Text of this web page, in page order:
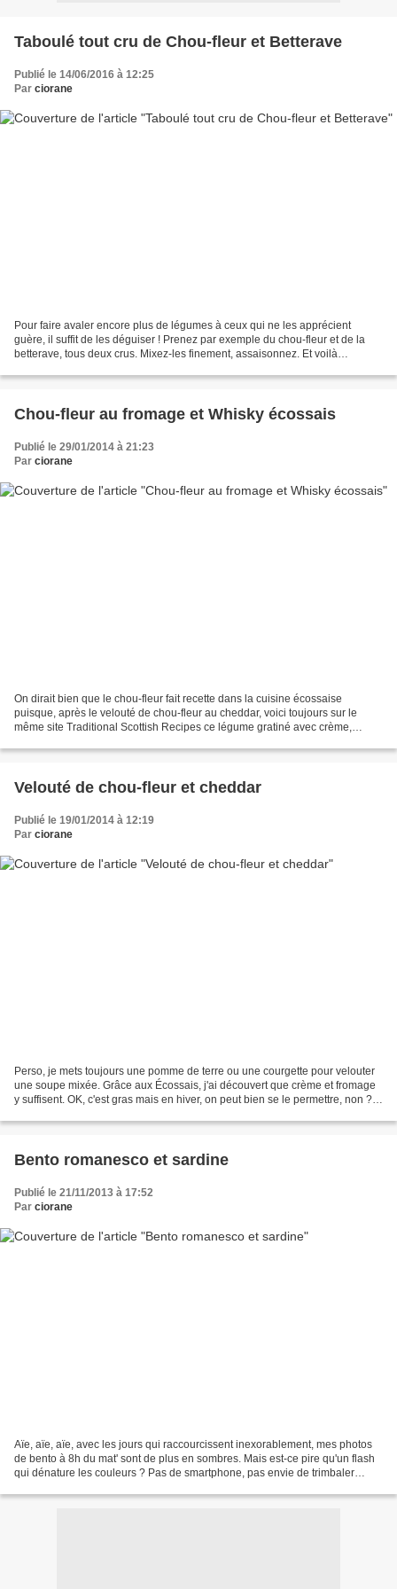
Taboulé tout cru de Chou-fleur et Betterave
Publié le 14/06/2016 à 12:25
Par ciorane
Pour faire avaler encore plus de légumes à ceux qui ne les apprécient
guère, il suffit de les déguiser ! Prenez par exemple du chou-fleur et de la
betterave, tous deux crus. Mixez-les finement, assaisonnez. Et voilà
Chou-fleur au fromage et Whisky écossais
Publié le 29/01/2014 à 21:23
Par ciorane
On dirait bien que le chou-fleur fait recette dans la cuisine écossaise
puisque, après le velouté de chou-fleur au cheddar, voici toujours sur le
même site Traditional Scottish Recipes ce légume gratiné avec crème,
Velouté de chou-fleur et cheddar
Publié le 19/01/2014 à 12:19
Par ciorane
Perso, je mets toujours une pomme de terre ou une courgette pour velouter
une soupe mixée. Grâce aux Écossais, j'ai découvert que crème et fromage
y suffisent. OK, c'est gras mais en hiver, on peut bien se le permettre, non ?
Bento romanesco et sardine
Publié le 21/11/2013 à 17:52
Par ciorane
Aïe, aïe, aïe, avec les jours qui raccourcissent inexorablement, mes photos
de bento à 8h du mat' sont de plus en sombres. Mais est-ce pire qu'un flash
qui dénature les couleurs ? Pas de smartphone, pas envie de trimbaler